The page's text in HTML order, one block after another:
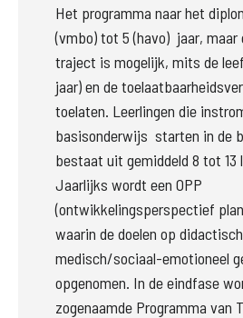
Het programma naar het
(vmbo) tot 5 (havo)  jaar, maar
traject is mogelijk, mits de
jaar) en de
toelaten. Leerlingen die
basisonderwijs  starten in de
bestaat uit gemiddeld 8 tot 13
Jaarlijks wordt een OPP
(ontwikkelingsperspectief
waarin de doelen op
medisch/sociaal-emotioneel
opgenomen. In de eindfase
zogenaamde Programma van